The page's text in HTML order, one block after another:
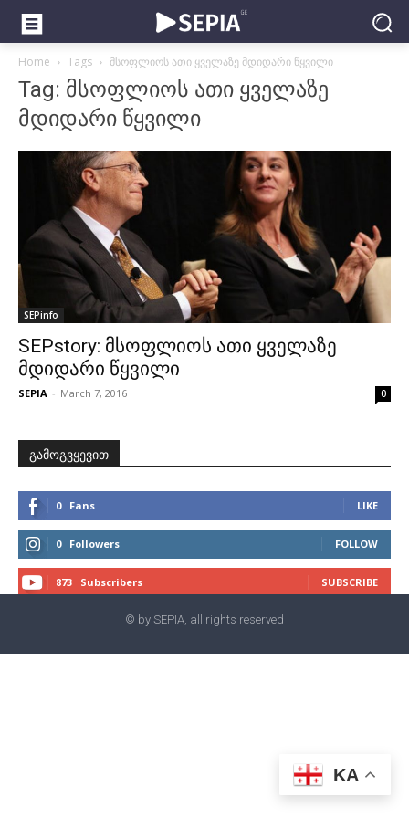
Home Tags მსოფლიოს ათი ყველაზე მდიდარი წყვილი
Tag: მსოფლიოს ათი ყველაზე
მდიდარი წყვილი
SEPinfo
SEPstory: მსოფლიოს ათი ყველაზე
მდიდარი წყვილი
SEPIA - March 7, 2016 0
გამოგვყევით
0 Fans LIKE
0 Followers FOLLOW
873 Subscribers SUBSCRIBE
© by SEPIA, all rights reserved
KA